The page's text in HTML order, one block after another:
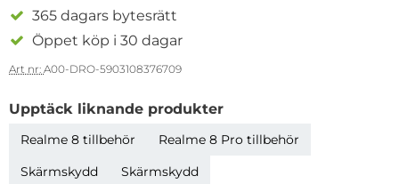
365 dagars bytesrätt
Öppet köp i 30 dagar
Art nr: A00-DRO-5903108376709
Upptäck liknande produkter
Realme 8 tillbehör
Realme 8 Pro tillbehör
Skärmskydd
Skärmskydd